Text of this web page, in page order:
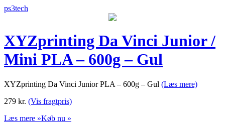
ps3tech
XYZprinting Da Vinci Junior /
Mini PLA – 600g – Gul
XYZprinting Da Vinci Junior PLA – 600g – Gul (Læs mere)
279 kr. (Vis fragtpris)
Læs mere »Køb nu »